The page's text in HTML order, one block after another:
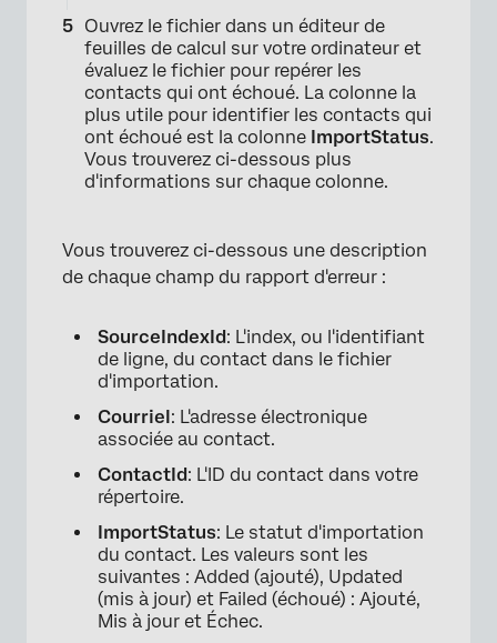
×
Ouvrez le fichier dans un éditeur de
feuilles de calcul sur votre ordinateur et
évaluez le fichier pour repérer les
contacts qui ont échoué. La colonne la
plus utile pour identifier les contacts qui
ont échoué est la colonne ImportStatus.
Vous trouverez ci-dessous plus
d'informations sur chaque colonne.
Vous trouverez ci-dessous une description
de chaque champ du rapport d'erreur :
SourceIndexId: L'index, ou l'identifiant
de ligne, du contact dans le fichier
d'importation.
Courriel: L'adresse électronique
associée au contact.
ContactId: L'ID du contact dans votre
répertoire.
ImportStatus: Le statut d'importation
du contact. Les valeurs sont les
suivantes : Added (ajouté), Updated
(mis à jour) et Failed (échoué) : Ajouté,
Mis à jour et Échec.